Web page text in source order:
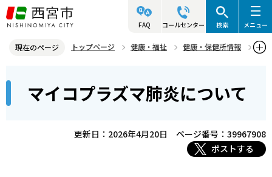
こ
の
ジ
先
FAQ コールセンター 検索 メニュー
現在のページ トップページ 健康・福祉
健康・保健所情報
マイコプラズマ肺炎について
こ
マイコプラズマ肺炎について
更新日：2026年4月20日
ページ番号：39967908
ポストする